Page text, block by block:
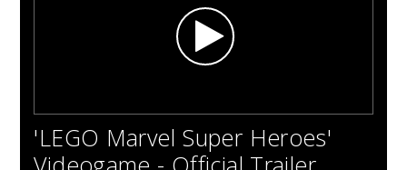
'LEGO Marvel Super Heroes'